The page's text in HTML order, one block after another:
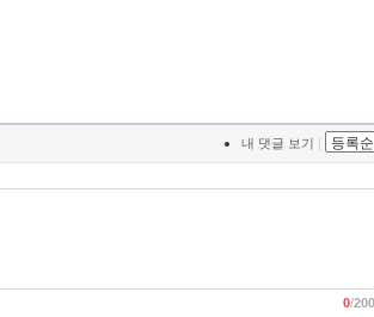
내 댓글 보기 |
0/